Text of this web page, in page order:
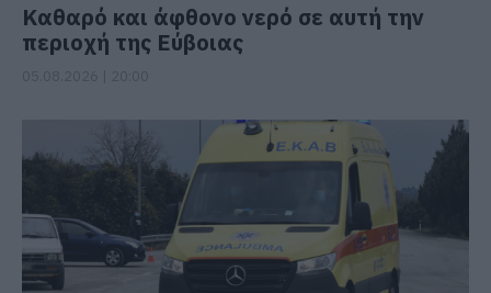
Καθαρό και άφθονο νερό σε αυτή την
περιοχή της Εύβοιας